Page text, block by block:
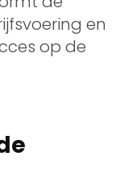
en
op de